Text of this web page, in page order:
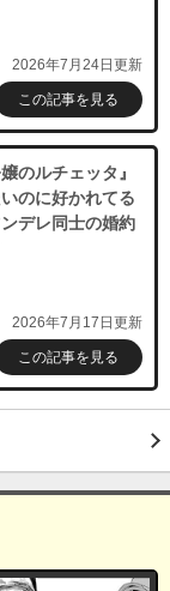
2026年7月24日更新
この記事を見る
のルチェッタ』
のに好かれてる
デレ同士の婚約
2026年7月17日更新
この記事を見る